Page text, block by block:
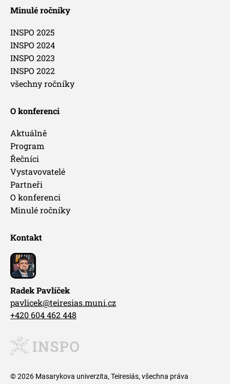
Minulé ročníky
INSPO 2025
INSPO 2024
INSPO 2023
INSPO 2022
všechny ročníky
O konferenci
Aktuálně
Program
Řečníci
Vystavovatelé
Partneři
O konferenci
Minulé ročníky
Kontakt
Radek Pavlíček
pavlicek@teiresias.muni.cz
+420 604 462 448
© 2026 Masarykova univerzita, Teiresiás, všechna práva